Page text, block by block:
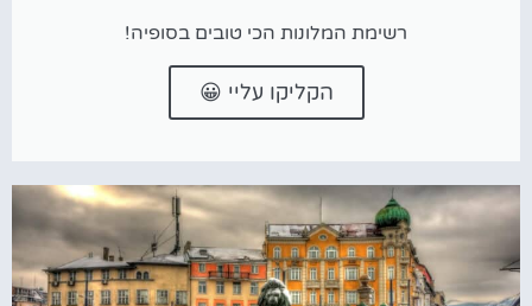
רשימת המלונות הכי טובים בסופיה!
הקליקו עליי 😀